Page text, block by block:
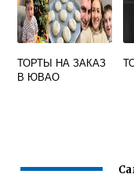
ТОРТЫ НА ЗАКАЗ
В ЮВАО